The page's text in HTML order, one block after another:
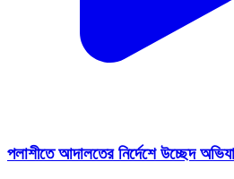
পলাশীতে আদালতের নির্দেশে উচ্ছেদ